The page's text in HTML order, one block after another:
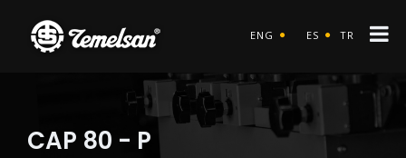
ENG ES TR
CAP 80 - P